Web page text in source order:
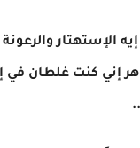
الإستهتار
إني كنت غلطان في